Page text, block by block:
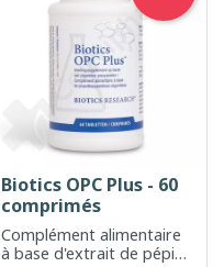
Biotics OPC Plus - 60
comprimés
Complément alimentaire
à base d'extrait de pépins